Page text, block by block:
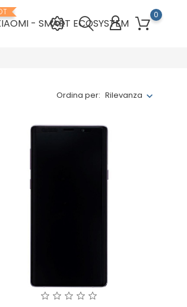
0
- SMART ECOSYSTEM
Ordina per: Rilevanza